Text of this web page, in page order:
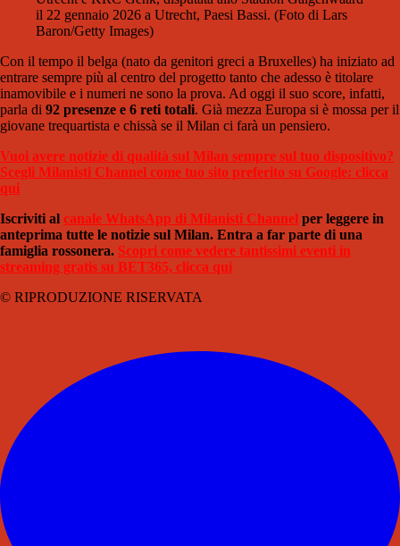
il 22 gennaio 2026 a Utrecht, Paesi Bassi. (Foto di Lars
Baron/Getty Images)
Con il tempo il belga (nato da genitori greci a Bruxelles) ha iniziato ad
entrare sempre più al centro del progetto tanto che adesso è titolare
inamovibile e i numeri ne sono la prova. Ad oggi il suo score, infatti,
parla di 92 presenze e 6 reti totali. Già mezza Europa si è mossa per il
giovane trequartista e chissà se il Milan ci farà un pensiero.
Vuoi avere notizie di qualità sul Milan sempre sul tuo dispositivo?
Scegli Milanisti Channel come tuo sito preferito su Google: clicca
qui
Iscriviti al canale WhatsApp di Milanisti Channel per leggere in
anteprima tutte le notizie sul Milan. Entra a far parte di una
famiglia rossonera. Scopri come vedere tantissimi eventi in
streaming gratis su BET365, clicca qui
© RIPRODUZIONE RISERVATA